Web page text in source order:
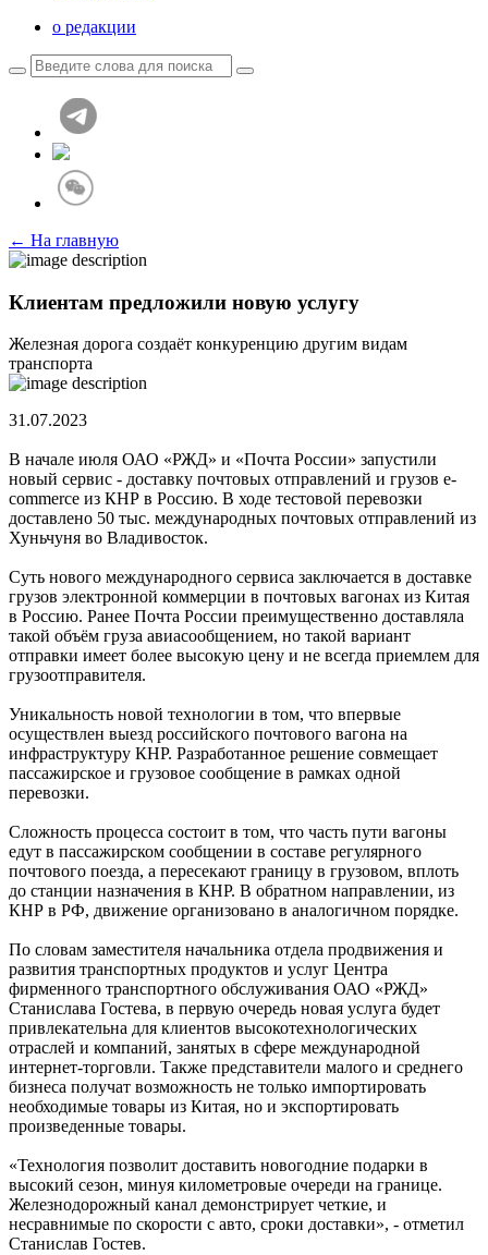
о редакции
← На главную
Клиентам предложили новую услугу
Железная дорога создаёт конкуренцию другим видам
транспорта
31.07.2023
В начале июля ОАО «РЖД» и «Почта России» запустили
новый сервис - доставку почтовых отправлений и грузов e-
commerce из КНР в Россию. В ходе тестовой перевозки
доставлено 50 тыс. международных почтовых отправлений из
Хуньчуня во Владивосток.
Суть нового международного сервиса заключается в доставке
грузов электронной коммерции в почтовых вагонах из Китая
в Россию. Ранее Почта России преимущественно доставляла
такой объём груза авиасообщением, но такой вариант
отправки имеет более высокую цену и не всегда приемлем для
грузоотправителя.
Уникальность новой технологии в том, что впервые
осуществлен выезд российского почтового вагона на
инфраструктуру КНР. Разработанное решение совмещает
пассажирское и грузовое сообщение в рамках одной
перевозки.
Сложность процесса состоит в том, что часть пути вагоны
едут в пассажирском сообщении в составе регулярного
почтового поезда, а пересекают границу в грузовом, вплоть
до станции назначения в КНР. В обратном направлении, из
КНР в РФ, движение организовано в аналогичном порядке.
По словам заместителя начальника отдела продвижения и
развития транспортных продуктов и услуг Центра
фирменного транспортного обслуживания ОАО «РЖД»
Станислава Гостева, в первую очередь новая услуга будет
привлекательна для клиентов высокотехнологических
отраслей и компаний, занятых в сфере международной
интернет-торговли. Также представители малого и среднего
бизнеса получат возможность не только импортировать
необходимые товары из Китая, но и экспортировать
произведенные товары.
«Технология позволит доставить новогодние подарки в
высокий сезон, минуя километровые очереди на границе.
Железнодорожный канал демонстрирует четкие, и
несравнимые по скорости с авто, сроки доставки», - отметил
Станислав Гостев.